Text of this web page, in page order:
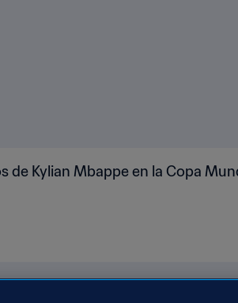
de Kylian Mbappe en la Copa